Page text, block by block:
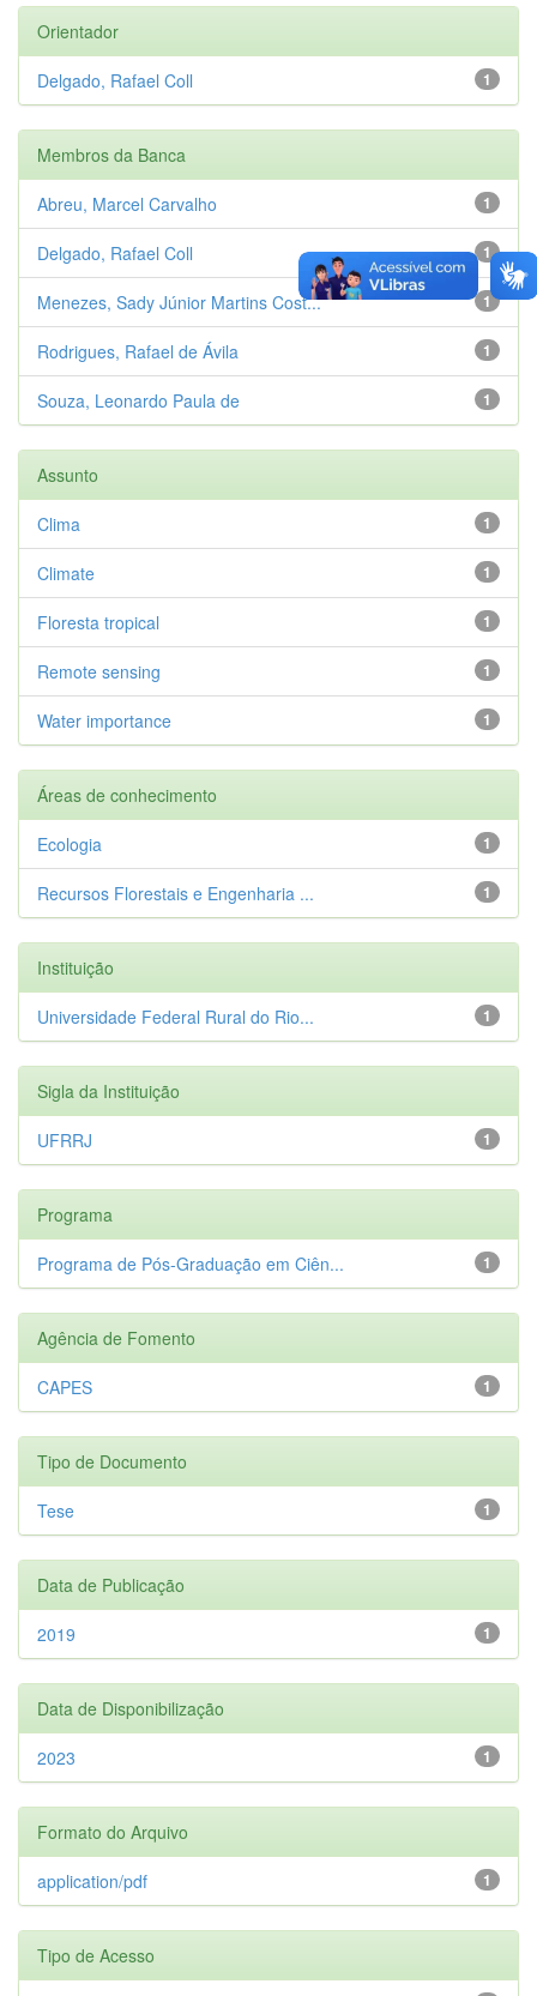
Orientador
1
Delgado, Rafael Coll
Membros da Banca
1
Abreu, Marcel Carvalho
1
Delgado, Rafael Coll
1
Menezes, Sady Júnior Martins Cost...
1
Rodrigues, Rafael de Ávila
1
Souza, Leonardo Paula de
Assunto
1
Clima
1
Climate
1
Floresta tropical
1
Remote sensing
1
Water importance
Áreas de conhecimento
1
Ecologia
1
Recursos Florestais e Engenharia ...
Instituição
1
Universidade Federal Rural do Rio...
Sigla da Instituição
1
UFRRJ
Programa
1
Programa de Pós-Graduação em Ciên...
Agência de Fomento
1
CAPES
Tipo de Documento
1
Tese
Data de Publicação
1
2019
Data de Disponibilização
1
2023
Formato do Arquivo
1
application/pdf
Tipo de Acesso